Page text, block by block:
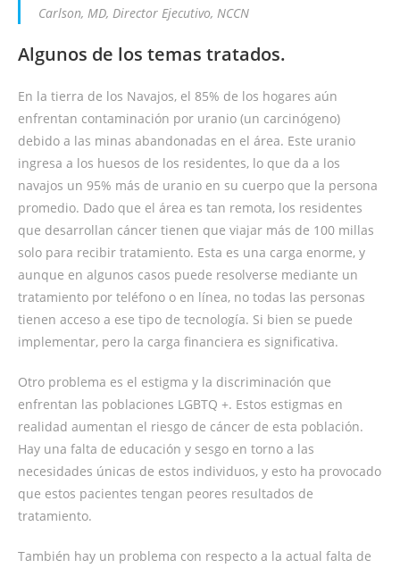
Carlson, MD, Director Ejecutivo, NCCN
Algunos de los temas tratados.
En la tierra de los Navajos, el 85% de los hogares aún
enfrentan contaminación por uranio (un carcinógeno)
debido a las minas abandonadas en el área. Este uranio
ingresa a los huesos de los residentes, lo que da a los
navajos un 95% más de uranio en su cuerpo que la persona
promedio. Dado que el área es tan remota, los residentes
que desarrollan cáncer tienen que viajar más de 100 millas
solo para recibir tratamiento. Esta es una carga enorme, y
aunque en algunos casos puede resolverse mediante un
tratamiento por teléfono o en línea, no todas las personas
tienen acceso a ese tipo de tecnología. Si bien se puede
implementar, pero la carga financiera es significativa.
Otro problema es el estigma y la discriminación que
enfrentan las poblaciones LGBTQ +. Estos estigmas en
realidad aumentan el riesgo de cáncer de esta población.
Hay una falta de educación y sesgo en torno a las
necesidades únicas de estos individuos, y esto ha provocado
que estos pacientes tengan peores resultados de
tratamiento.
También hay un problema con respecto a la actual falta de